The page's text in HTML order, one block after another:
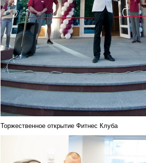
Торжественное открытие Фитнес Клуба